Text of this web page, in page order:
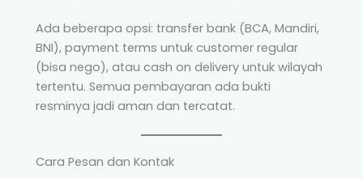
Ada beberapa opsi: transfer bank (BCA, Mandiri,
BNI), payment terms untuk customer regular
(bisa nego), atau cash on delivery untuk wilayah
tertentu. Semua pembayaran ada bukti
resminya jadi aman dan tercatat.
Cara Pesan dan Kontak